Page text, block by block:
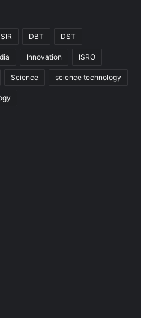
DBT DST
Innovation ISRO
Science science technology